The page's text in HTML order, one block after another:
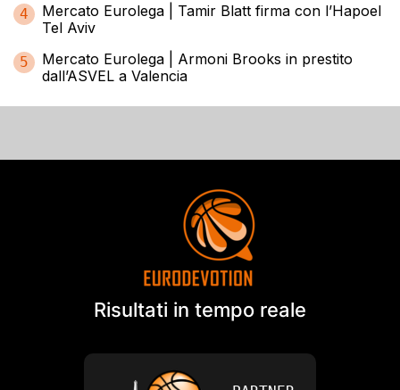
4
Mercato Eurolega | Tamir Blatt firma con l’Hapoel
Tel Aviv
5
Mercato Eurolega | Armoni Brooks in prestito
dall’ASVEL a Valencia
Risultati in tempo reale